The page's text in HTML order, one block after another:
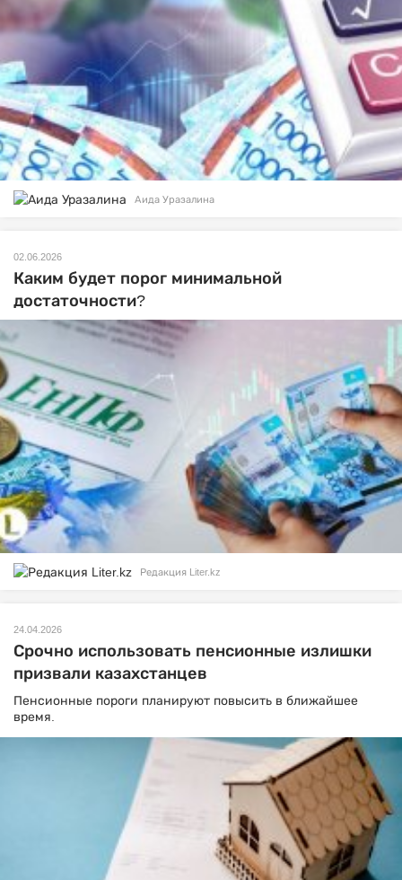
Аида Уразалина
02.06.2026
Каким будет порог минимальной
достаточности?
Редакция Liter.kz
24.04.2026
Срочно использовать пенсионные излишки
призвали казахстанцев
Пенсионные пороги планируют повысить в ближайшее
время.